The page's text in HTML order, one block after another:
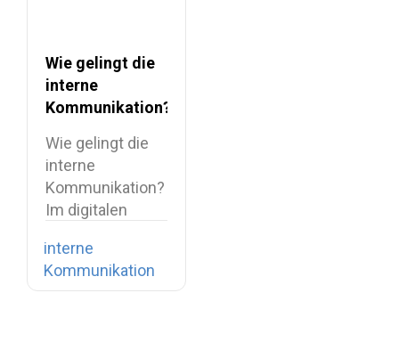
Wie gelingt die
interne
Kommunikation?
Wie gelingt die
interne
Kommunikation?
Im digitalen
verfügen wir
über eine…
interne
Kommunikation